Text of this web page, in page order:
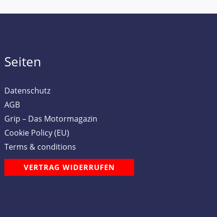
Seiten
Datenschutz
AGB
Grip – Das Motormagazin
Cookie Policy (EU)
Terms & conditions
VERTRAG WIDERRUFEN